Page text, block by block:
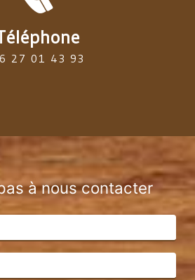
06 27 01 43 93
à nous contacter